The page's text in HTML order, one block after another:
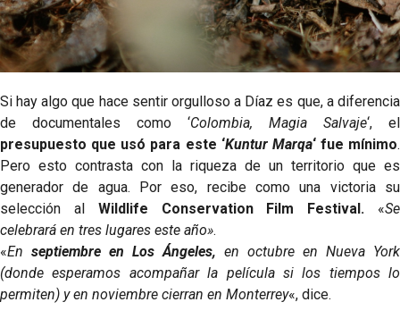
Si hay algo que hace sentir orgulloso a Díaz es que, a diferencia
de documentales como ‘Colombia, Magia Salvaje‘, el
presupuesto que usó para este ‘Kuntur Marqa‘ fue mínimo.
Pero esto contrasta con la riqueza de un territorio que es
generador de agua. Por eso, recibe como una victoria su
selección al Wildlife Conservation Film Festival. «Se
celebrará en tres lugares este año».
«En septiembre en Los Ángeles, en octubre en Nueva York
(donde esperamos acompañar la película si los tiempos lo
permiten) y en noviembre cierran en Monterrey«, dice.